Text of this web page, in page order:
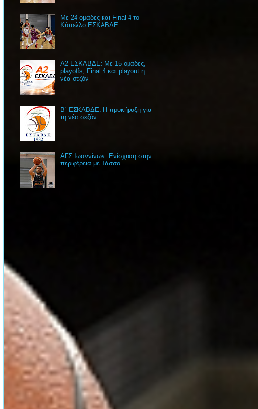
Με 24 ομάδες και Final 4 το
Κύπελλο ΕΣΚΑΒΔΕ
Α2 ΕΣΚΑΒΔΕ: Με 15 ομάδες,
playoffs, Final 4 και playout η
νέα σεζόν
Β΄ ΕΣΚΑΒΔΕ: Η προκήρυξη για
τη νέα σεζόν
ΑΓΣ Ιωαννίνων: Ενίσχυση στην
περιφέρεια με Τάσσο